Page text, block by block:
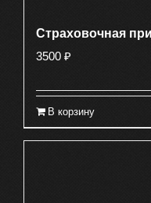
Страховочная
3500 ₽
В корзину